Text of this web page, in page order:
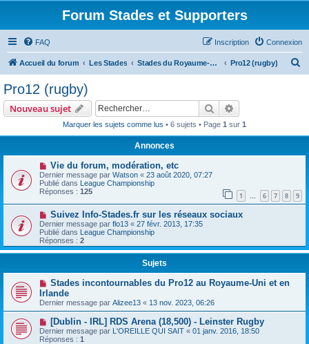
Forum Stades et Supporters
FAQ Connexion
Inscription
Accueil du forum Les Stades Stades du Royaume-Uni et de l'Irlande Pro12 (rugby)
Pro12 (rugby)
Nouveau sujet Rechercher
Marquer les sujets comme lus • 6 sujets • Page 1 sur 1
Annonces
Vie du forum, modération, etc
Dernier message par Watson « 23 août 2020, 07:27
Publié dans League Championship
Réponses : 125 1 … 6 7 8 9
Suivez Info-Stades.fr sur les réseaux sociaux
Dernier message par flo13 « 27 févr. 2013, 17:35
Publié dans League Championship
Réponses : 2
Sujets
Stades incontournables du Pro12 au Royaume-Uni et en
Irlande
Dernier message par Alizee13 « 13 nov. 2023, 06:26
[Dublin - IRL] RDS Arena (18,500) - Leinster Rugby
Dernier message par L'OREILLE QUI SAIT « 01 janv. 2016, 18:50
Réponses : 1